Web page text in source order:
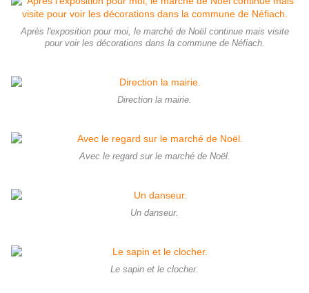
Après l'exposition pour moi, le marché de Noël continue mais visite
pour voir les décorations dans la commune de Néfiach.
Direction la mairie.
Avec le regard sur le marché de Noël.
Un danseur.
Le sapin et le clocher.